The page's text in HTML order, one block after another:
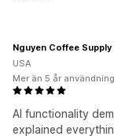
AI functionality
explained
Nguyen Coffee Supply
USA
Mer än 5 år